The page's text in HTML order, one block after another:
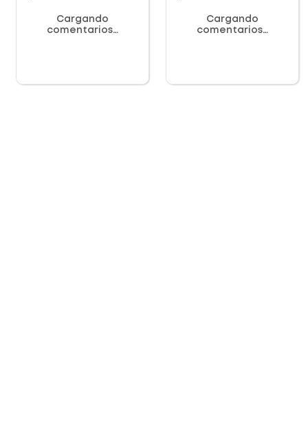
Cargando
comentarios…
Cargando
comentarios…